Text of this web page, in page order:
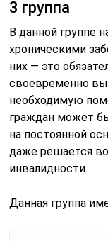
3 группа
В данной группе
хроническими
них — это
своевременно
необходимую
граждан может
на постоянной
даже решается
инвалидности.
Данная группа